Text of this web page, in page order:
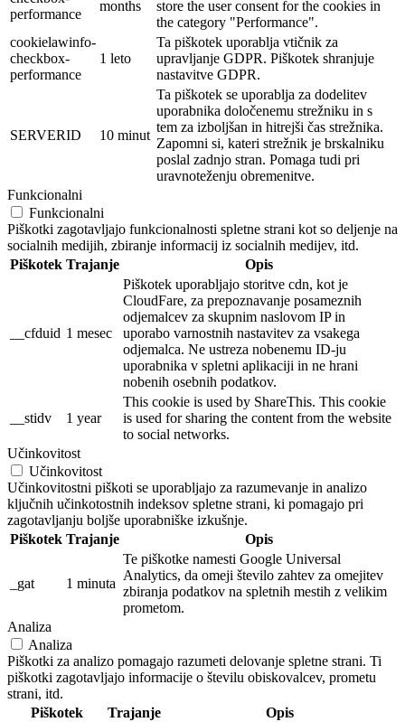
performance
months
store the user consent for the cookies in
the category "Performance".
cookielawinfo-
checkbox-
performance
1 leto
Ta piškotek uporablja vtičnik za
upravljanje GDPR. Piškotek shranjuje
nastavitve GDPR.
SERVERID 10 minut
Ta piškotek se uporablja za dodelitev
uporabnika določenemu strežniku in s
tem za izboljšan in hitrejši čas strežnika.
Zapomni si, kateri strežnik je brskalniku
poslal zadnjo stran. Pomaga tudi pri
uravnoteženju obremenitve.
Funkcionalni
Funkcionalni
Piškotki zagotavljajo funkcionalnosti spletne strani kot so deljenje na
socialnih medijih, zbiranje informacij iz socialnih medijev, itd.
Piškotek Trajanje Opis
__cfduid 1 mesec
Piškotek uporabljajo storitve cdn, kot je
CloudFare, za prepoznavanje posameznih
odjemalcev za skupnim naslovom IP in
uporabo varnostnih nastavitev za vsakega
odjemalca. Ne ustreza nobenemu ID-ju
uporabnika v spletni aplikaciji in ne hrani
nobenih osebnih podatkov.
__stidv 1 year
This cookie is used by ShareThis. This cookie
is used for sharing the content from the website
to social networks.
Učinkovitost
Učinkovitost
Učinkovitostni piškoti se uporabljajo za razumevanje in analizo
ključnih učinkotostnih indeksov spletne strani, ki pomagajo pri
zagotavljanju boljše uporabniške izkušnje.
Piškotek Trajanje Opis
_gat 1 minuta
Te piškotke namesti Google Universal
Analytics, da omeji število zahtev za omejitev
zbiranja podatkov na spletnih mestih z velikim
prometom.
Analiza
Analiza
Piškotki za analizo pomagajo razumeti delovanje spletne strani. Ti
piškotki zagotavljajo informacije o številu obiskovalcev, prometu
strani, itd.
Piškotek
Trajanje Opis